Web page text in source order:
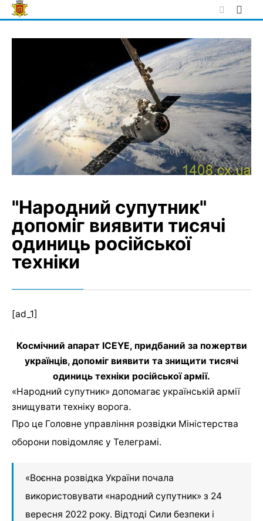
Skip
to
"Народний супутник"
допоміг виявити тисячі
одиниць російської
техніки
[ad_1]
Космічний апарат ICEYE, придбаний за пожертви
українців, допоміг виявити та знищити тисячі
одиниць техніки російської армії.
«Народний супутник» допомагає українській армії
знищувати техніку ворога.
Про це Головне управління розвідки Міністерства
оборони повідомляє у Телеграмі.
«Воєнна розвідка України почала
використовувати «народний супутник» з 24
вересня 2022 року. Відтоді Сили безпеки і